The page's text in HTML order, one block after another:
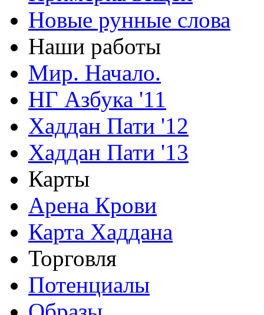
Новые рунные слова
Наши работы
Мир. Начало.
НГ Азбука '11
Хаддан Пати '12
Хаддан Пати '13
Карты
Арена Крови
Карта Хаддана
Торговля
Потенциалы